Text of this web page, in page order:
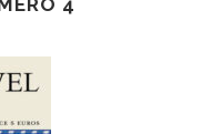
4